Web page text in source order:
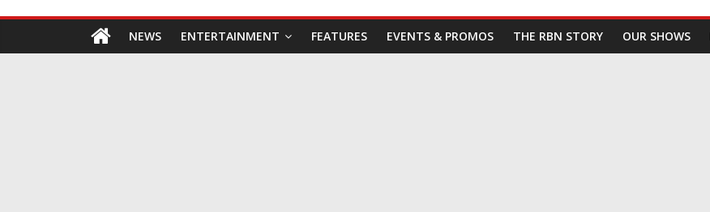
NEWS ENTERTAINMENT FEATURES EVENTS & PROMOS THE RBN STORY OUR SHOWS